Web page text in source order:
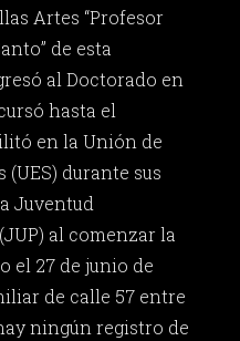
Artes “Profesor
de esta
al Doctorado en
hasta el
en la Unión de
durante sus
Juventud
al comenzar la
el 27 de junio de
de calle 57 entre
ningún registro de